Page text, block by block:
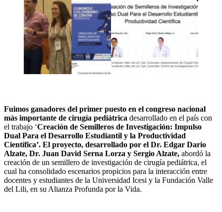
Fuimos ganadores del primer puesto en el congreso nacional
más importante de cirugía pediátrica desarrollado en el país con
el trabajo ‘Creación de Semilleros de Investigación: Impulso
Dual Para el Desarrollo Estudiantil y la Productividad
Científica’. El proyecto, desarrollado por el Dr. Edgar Dario
Alzate, Dr. Juan David Serna Lorza y Sergio Alzate, abordó la
creación de un semillero de investigación de cirugía pediátrica, el
cual ha consolidado escenarios propicios para la interacción entre
docentes y estudiantes de la Universidad Icesi y la Fundación Valle
del Lili, en su Alianza Profunda por la Vida.